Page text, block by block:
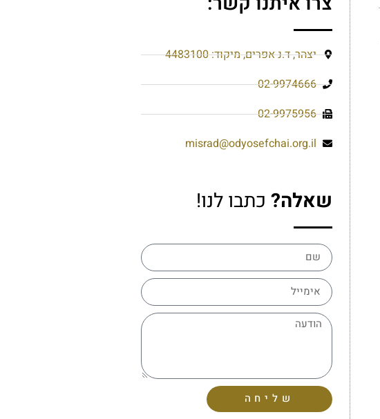
יצהר, ד.נ אפרים, מיקוד: 4483100
02-9974666
02-9975956
misrad@odyosefchai.org.il
שאלה? כתבו לנו!
שליחה